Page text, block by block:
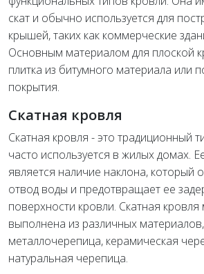
скат и обычно используется для
крышей, таких как коммерческие
Основным материалом для плоской
плитка из битумного материала или
покрытия.
Скатная кровля
Скатная кровля - это традиционный
часто используется в жилых домах.
является наличие наклона, который
отвод воды и предотвращает ее
поверхности кровли. Скатная
выполнена из различных материалов,
металлочерепица, керамическая
натуральная черепица.